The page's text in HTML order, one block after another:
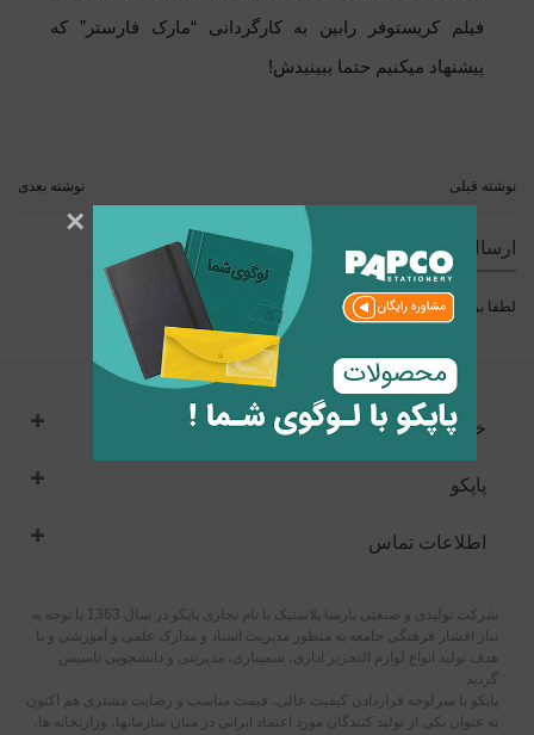
فیلم کریستوفر رابین به کارگردانی “مارک فارستر” که
پیشنهاد میکنیم حتما ببینیدش!
نوشته قبلی نوشته بعدی
ارسال نظر
لطفا برای ارسال نظرواردشوید.
خدمات مشتریان
پاپکو
اطلاعات تماس
شرکت تولیدی و صنعتی پارسا پلاستیک با نام تجاری پاپکو در سال 1363 با توجه به
نیاز اقشار فرهنگی جامعه به منظور مدیریت اسناد و مدارک علمی و آموزشی و با
هدف تولید انواع لوازم التحریر اداری، سمیناری، مدیریتی و دانشجویی تاسیس
گردید
پاپکو با سرلوحه قراردادن کیفیت عالی، قیمت مناسب و رضایت مشتری هم اکنون
به عنوان یکی از تولید کنندگان مورد اعتماد ایرانی در میان سازمانها، وزارتخانه ها،
×